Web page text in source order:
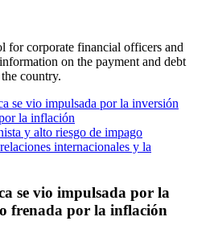
for corporate financial officers and
on the payment and debt
country.
se vio impulsada por la inversión
la inflación
y alto riesgo de impago
internacionales y la
se vio impulsada por la
frenada por la inflación